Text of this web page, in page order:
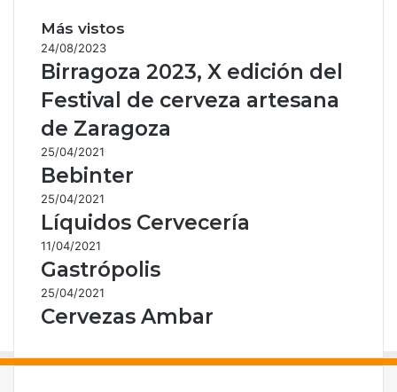
Más vistos
24/08/2023
Birragoza 2023, X edición del
Festival de cerveza artesana
de Zaragoza
25/04/2021
Bebinter
25/04/2021
Líquidos Cervecería
11/04/2021
Gastrópolis
25/04/2021
Cervezas Ambar